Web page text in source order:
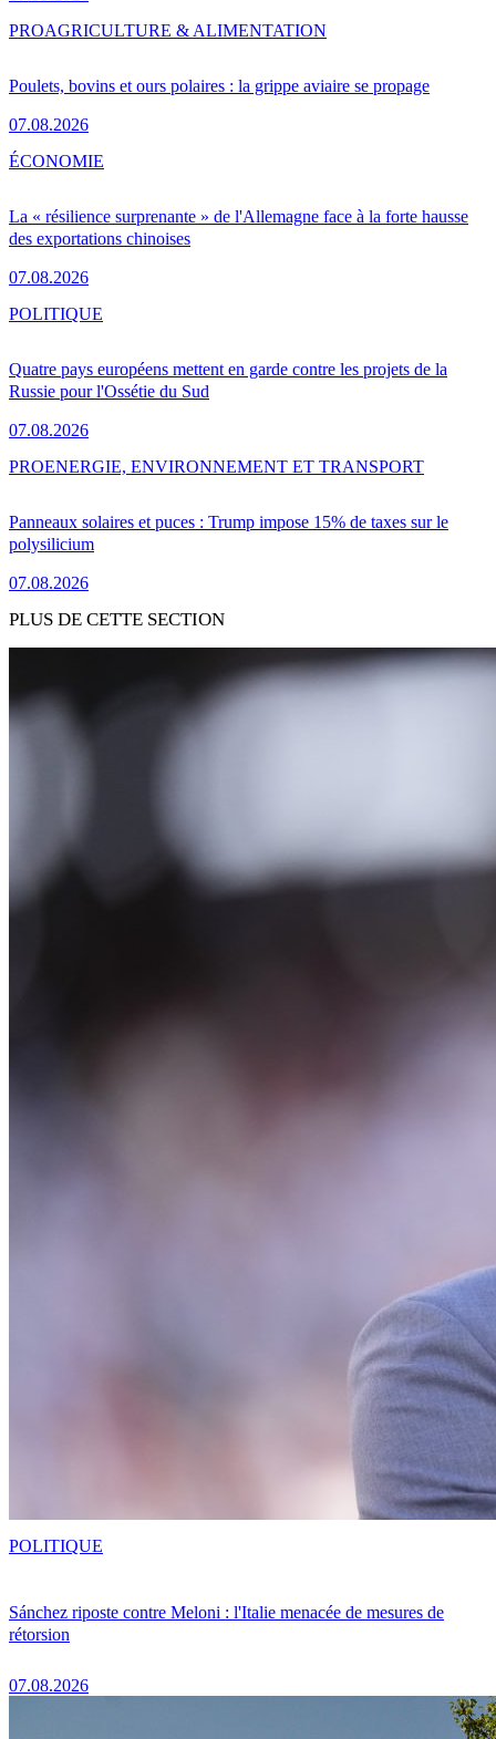
Poulets, bovins et ours polaires : la grippe aviaire se propage
07.08.2026
PROAGRICULTURE & ALIMENTATION
La « résilience surprenante » de l'Allemagne face à la forte hausse
des exportations chinoises
07.08.2026
ÉCONOMIE
Quatre pays européens mettent en garde contre les projets de la
Russie pour l'Ossétie du Sud
07.08.2026
POLITIQUE
Panneaux solaires et puces : Trump impose 15% de taxes sur le
polysilicium
07.08.2026
PROENERGIE, ENVIRONNEMENT ET TRANSPORT
PLUS DE CETTE SECTION
Sánchez riposte contre Meloni : l'Italie menacée de mesures de
rétorsion
07.08.2026
POLITIQUE